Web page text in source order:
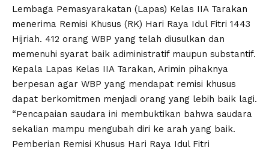
Lembaga Pemasyarakatan (Lapas) Kelas IIA Tarakan
menerima Remisi Khusus (RK) Hari Raya Idul Fitri 1443
Hijriah. 412 orang WBP yang telah diusulkan dan
memenuhi syarat baik adiministratif maupun substantif.
Kepala Lapas Kelas IIA Tarakan, Arimin pihaknya
berpesan agar WBP yang mendapat remisi khusus
dapat berkomitmen menjadi orang yang lebih baik lagi.
“Pencapaian saudara ini membuktikan bahwa saudara
sekalian mampu mengubah diri ke arah yang baik.
Pemberian Remisi Khusus Hari Raya Idul Fitri